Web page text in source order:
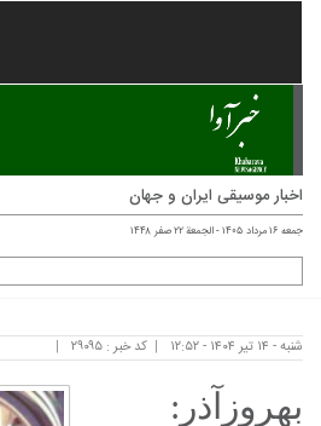
اخبار موسیقی ایران و جهان
جمعه ۱۶ مرداد ۱۴۰۵ - الجمعة ۲۲ صفر ۱۴۴۸
شنبه - ۱۴ تیر ۱۴۰۴ - ۱۲:۵۲ کد خبر : ۲۹۰۹۵
بهروزآذر: